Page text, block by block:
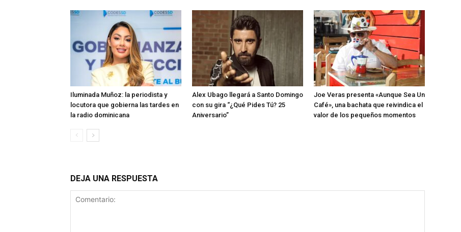
Iluminada Muñoz: la periodista y
locutora que gobierna las tardes en
la radio dominicana
Alex Ubago llegará a Santo Domingo
con su gira “¿Qué Pides Tú? 25
Aniversario”
Joe Veras presenta «Aunque Sea Un
Café», una bachata que reivindica el
valor de los pequeños momentos
DEJA UNA RESPUESTA